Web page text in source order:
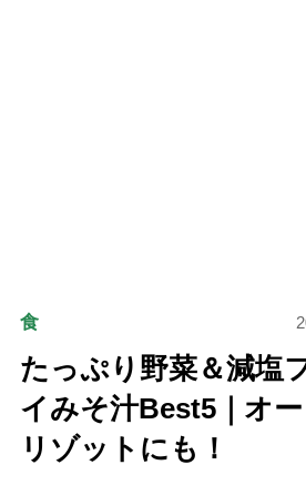
食
たっぷり野菜＆減塩
イみそ汁Best5｜オ
リゾットにも！